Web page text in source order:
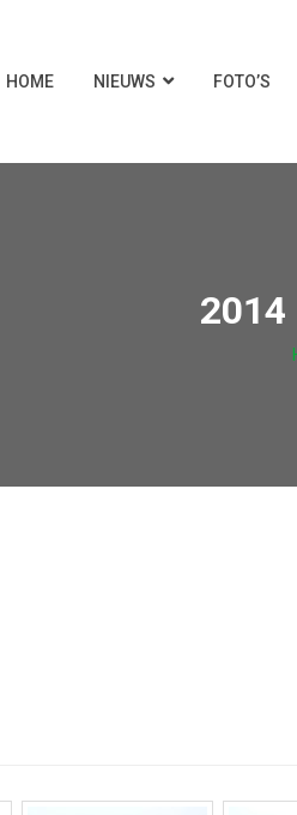
HOME NIEUWS FOTO’S
2014